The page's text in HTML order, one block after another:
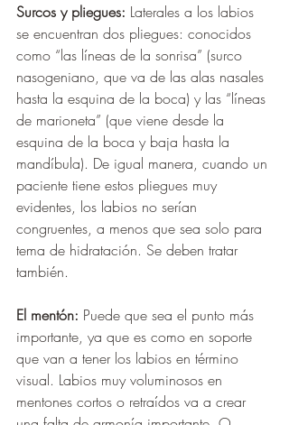
Surcos y pliegues: Laterales a los labios
se encuentran dos pliegues: conocidos
como “las líneas de la sonrisa” (surco
nasogeniano, que va de las alas nasales
hasta la esquina de la boca) y las “líneas
de marioneta” (que viene desde la
esquina de la boca y baja hasta la
mandíbula). De igual manera, cuando un
paciente tiene estos pliegues muy
evidentes, los labios no serían
congruentes, a menos que sea solo para
tema de hidratación. Se deben tratar
también.
El mentón: Puede que sea el punto más
importante, ya que es como en soporte
que van a tener los labios en término
visual. Labios muy voluminosos en
mentones cortos o retraídos va a crear